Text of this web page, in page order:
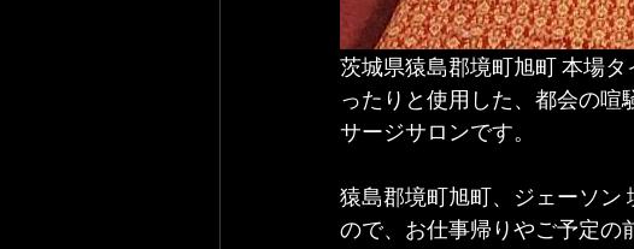
茨城県猿島郡境町旭町 本場
ったりと使用した、都会の喧
サージサロンです。
猿島郡境町旭町、ジェーソン
ので、お仕事帰りやご予定の